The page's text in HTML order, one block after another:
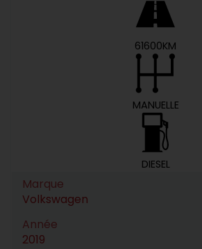
61600KM
MANUELLE
DIESEL
Marque
Volkswagen
Année
2019